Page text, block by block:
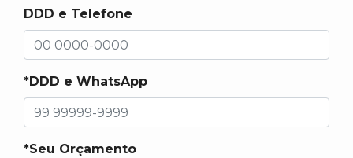
DDD e Telefone
*DDD e WhatsApp
*Seu Orçamento